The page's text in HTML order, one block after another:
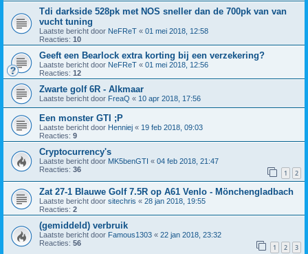
Tdi darkside 528pk met NOS sneller dan de 700pk van van
vucht tuning
Laatste bericht door NeFReT « 01 mei 2018, 12:58
Reacties: 10
Geeft een Bearlock extra korting bij een verzekering?
Laatste bericht door NeFReT « 01 mei 2018, 12:56
Reacties: 12
Zwarte golf 6R - Alkmaar
Laatste bericht door FreaQ « 10 apr 2018, 17:56
Een monster GTI ;P
Laatste bericht door Henniej « 19 feb 2018, 09:03
Reacties: 9
Cryptocurrency's
Laatste bericht door MK5benGTI « 04 feb 2018, 21:47
Reacties: 36 1 2
Zat 27-1 Blauwe Golf 7.5R op A61 Venlo - Mönchengladbach
Laatste bericht door sitechris « 28 jan 2018, 19:55
Reacties: 2
(gemiddeld) verbruik
Laatste bericht door Famous1303 « 22 jan 2018, 23:32
Reacties: 56 1 2 3